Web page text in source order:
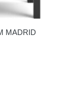
MADRID